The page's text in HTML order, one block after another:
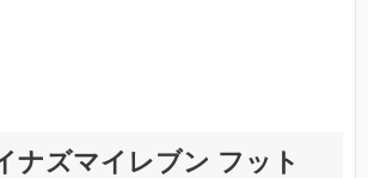
ナズマイレブン フット